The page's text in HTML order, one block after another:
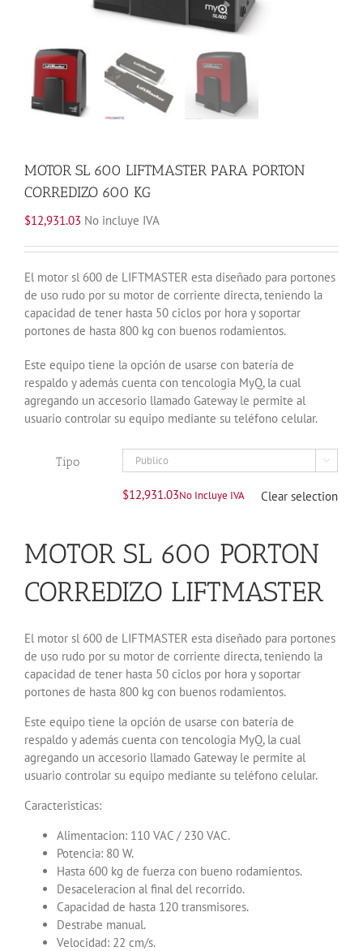
MOTOR SL 600 LIFTMASTER PARA PORTON
CORREDIZO 600 KG
$12,931.03 No incluye IVA
El motor sl 600 de LIFTMASTER esta diseñado para portones
de uso rudo por su motor de corriente directa, teniendo la
capacidad de tener hasta 50 ciclos por hora y soportar
portones de hasta 800 kg con buenos rodamientos.
Este equipo tiene la opción de usarse con batería de
respaldo y además cuenta con tencologia MyQ, la cual
agregando un accesorio llamado Gateway le permite al
usuario controlar su equipo mediante su teléfono celular.
Tipo 
$12,931.03No Incluye IVA Clear selection
MOTOR SL 600 PORTON
CORREDIZO LIFTMASTER
El motor sl 600 de LIFTMASTER esta diseñado para portones
de uso rudo por su motor de corriente directa, teniendo la
capacidad de tener hasta 50 ciclos por hora y soportar
portones de hasta 800 kg con buenos rodamientos.
Este equipo tiene la opción de usarse con batería de
respaldo y además cuenta con tencologia MyQ, la cual
agregando un accesorio llamado Gateway le permite al
usuario controlar su equipo mediante su teléfono celular.
Caracteristicas:
Alimentacion: 110 VAC / 230 VAC.
Potencia: 80 W.
Hasta 600 kg de fuerza con bueno rodamientos.
Desaceleracion al final del recorrido.
Capacidad de hasta 120 transmisores.
Destrabe manual.
Velocidad: 22 cm/s.